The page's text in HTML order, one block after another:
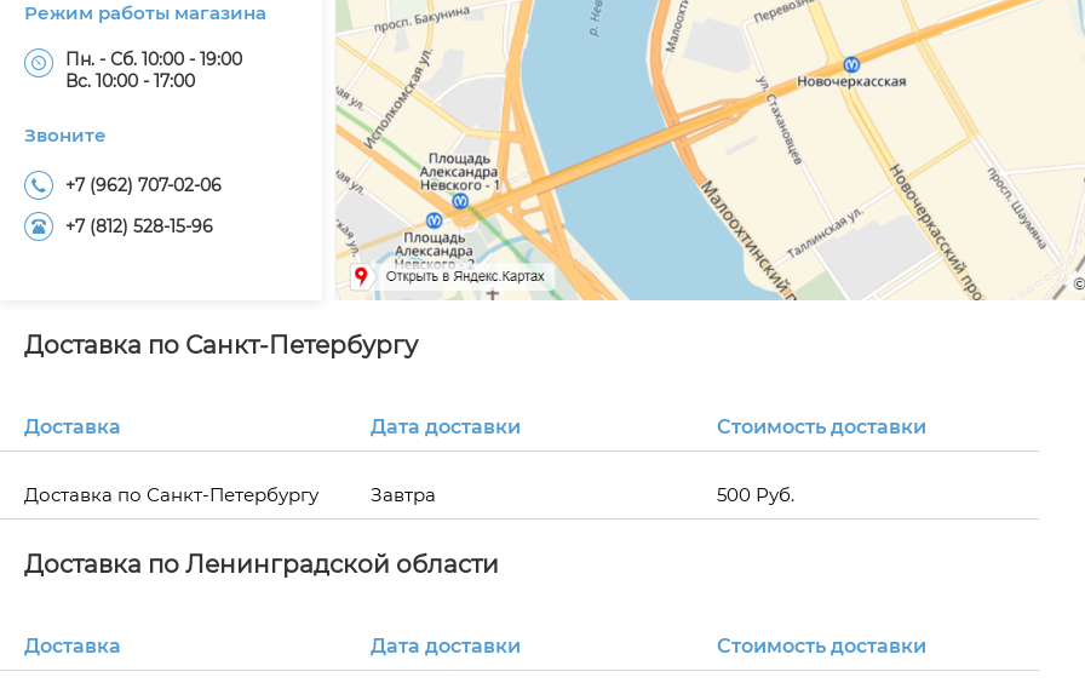
Режим работы магазина
Пн. - Сб. 10:00 - 19:00
Вс. 10:00 - 17:00
Звоните
+7 (962) 707-02-06
+7 (812) 528-15-96
Доставка по Санкт-Петербургу
Доставка Дата доставки Стоимость доставки
Доставка по Санкт-Петербургу Завтра 500 Руб.
Доставка по Ленинградской области
Доставка Дата доставки Стоимость доставки